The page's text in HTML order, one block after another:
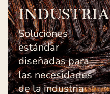
INDUSTRIA
Soluciones
estándar
diseñadas para
las necesidades
de la industria